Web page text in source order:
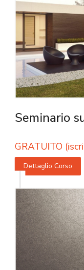
Seminario
GRATUITO
Dettaglio Corso